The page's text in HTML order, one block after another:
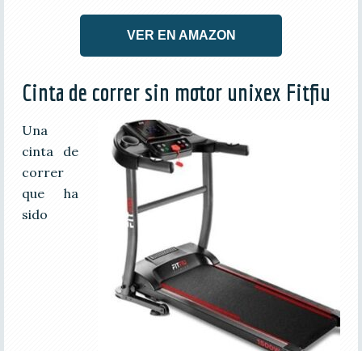
VER EN AMAZON
Cinta de correr sin motor unixex Fitfiu
Una
cinta de
correr
que ha
sido